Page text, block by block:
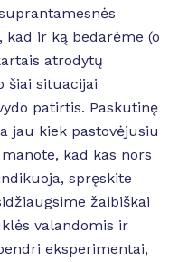
kad ir ką bedarėme (o
atrodytų
šiai situacijai
patirtis. Paskutinę
jau kiek pastovėjusiu
kad kas nors
spręskite
žaibiškai
valandomis ir
eksperimentai,